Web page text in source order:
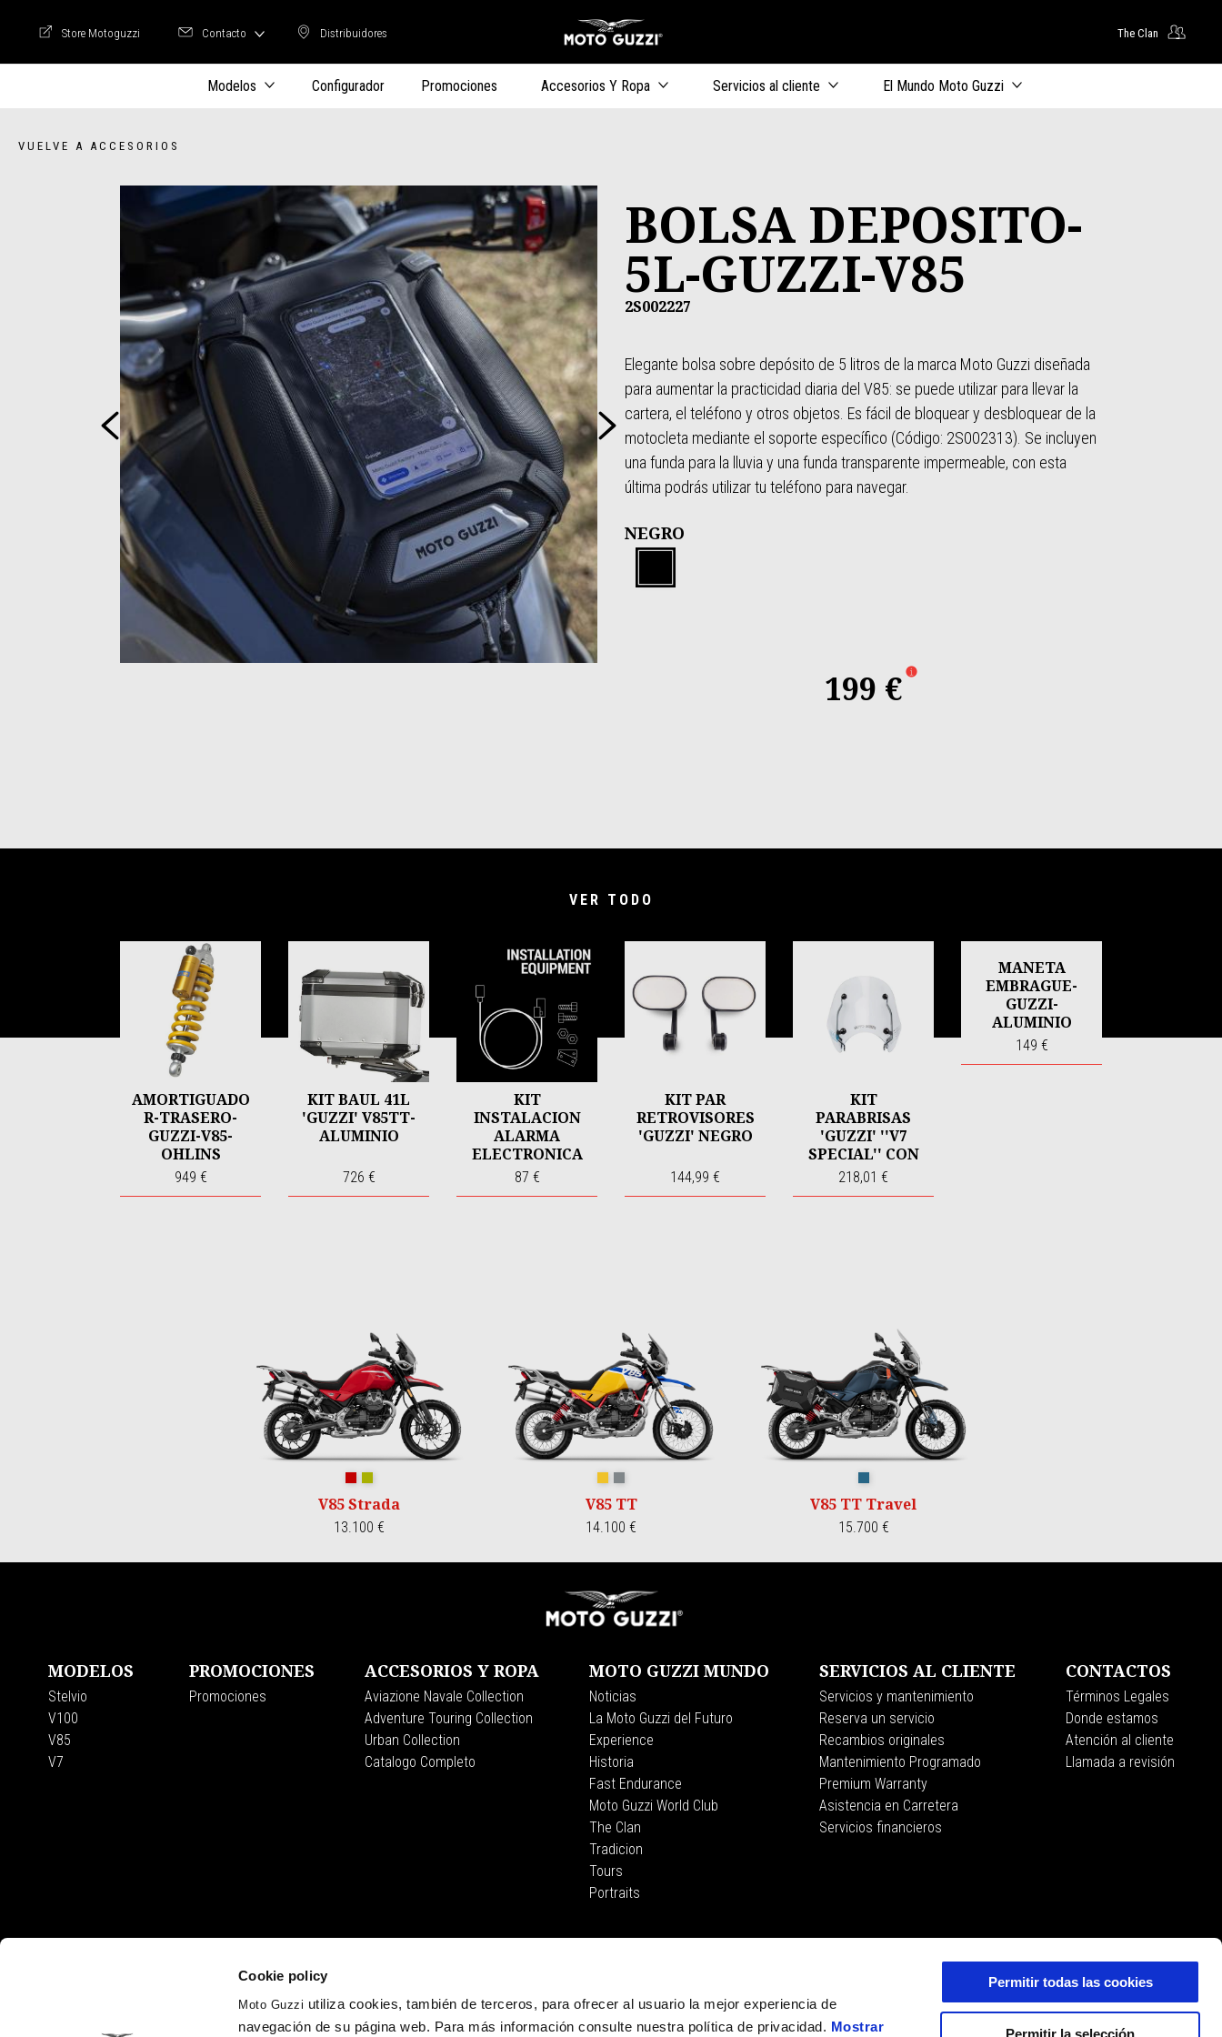
Cookie policy
Moto Guzzi utiliza cookies, también de terceros, para ofrecer al usuario la mejor experiencia de
navegación de su página web. Para más información consulte nuestra política de privacidad. Mostrar
Permitir todas las cookies
Permitir la selección
Distribuidores
Distribuidores
Store Motoguzzi
Store Motoguzzi Contacto The Clan
Modelos Configurador Promociones Accesorios Y Ropa Servicios al cliente El Mundo Moto Guzzi
VUELVE A ACCESORIOS
BOLSA DEPOSITO-
5L-GUZZI-V85
2S002227
Elegante bolsa sobre depósito de 5 litros de la marca Moto Guzzi diseñada
para aumentar la practicidad diaria del V85: se puede utilizar para llevar la
cartera, el teléfono y otros objetos. Es fácil de bloquear y desbloquear de la
motocleta mediante el soporte específico (Código: 2S002313). Se incluyen
una funda para la lluvia y una funda transparente impermeable, con esta
última podrás utilizar tu teléfono para navegar.
NEGRO
Anterior Siguiente
Item
NEGRO
199 €
VER TODO
AMORTIGUADO
R-TRASERO-
GUZZI-V85-
OHLINS
949 €
KIT BAUL 41L
'GUZZI' V85TT-
ALUMINIO
726 €
KIT
INSTALACION
ALARMA
ELECTRONICA
'GUZZI' V9
87 €
KIT PAR
RETROVISORES
'GUZZI' NEGRO
144,99 €
KIT
PARABRISAS
'GUZZI' ''V7
SPECIAL'' CON
HERRAJES
NEGRO MATE
218,01 €
MANETA
EMBRAGUE-
GUZZI-
ALUMINIO
149 €
Item
V85 Strada
13.100 €
V85 TT
14.100 €
V85 TT Travel
15.700 €
MODELOS
Stelvio
V100
V85
V7
PROMOCIONES
Promociones
ACCESORIOS Y ROPA
Aviazione Navale Collection
Adventure Touring Collection
Urban Collection
Catalogo Completo
MOTO GUZZI MUNDO
Noticias
La Moto Guzzi del Futuro
Experience
Historia
Fast Endurance
Moto Guzzi World Club
The Clan
Tradicion
Tours
Portraits
SERVICIOS AL CLIENTE
Servicios y mantenimiento
Reserva un servicio
Recambios originales
Mantenimiento Programado
Premium Warranty
Asistencia en Carretera
Servicios financieros
CONTACTOS
Términos Legales
Donde estamos
Atención al cliente
Llamada a revisión
Piaggio Group
El Museo Moto Guzzi